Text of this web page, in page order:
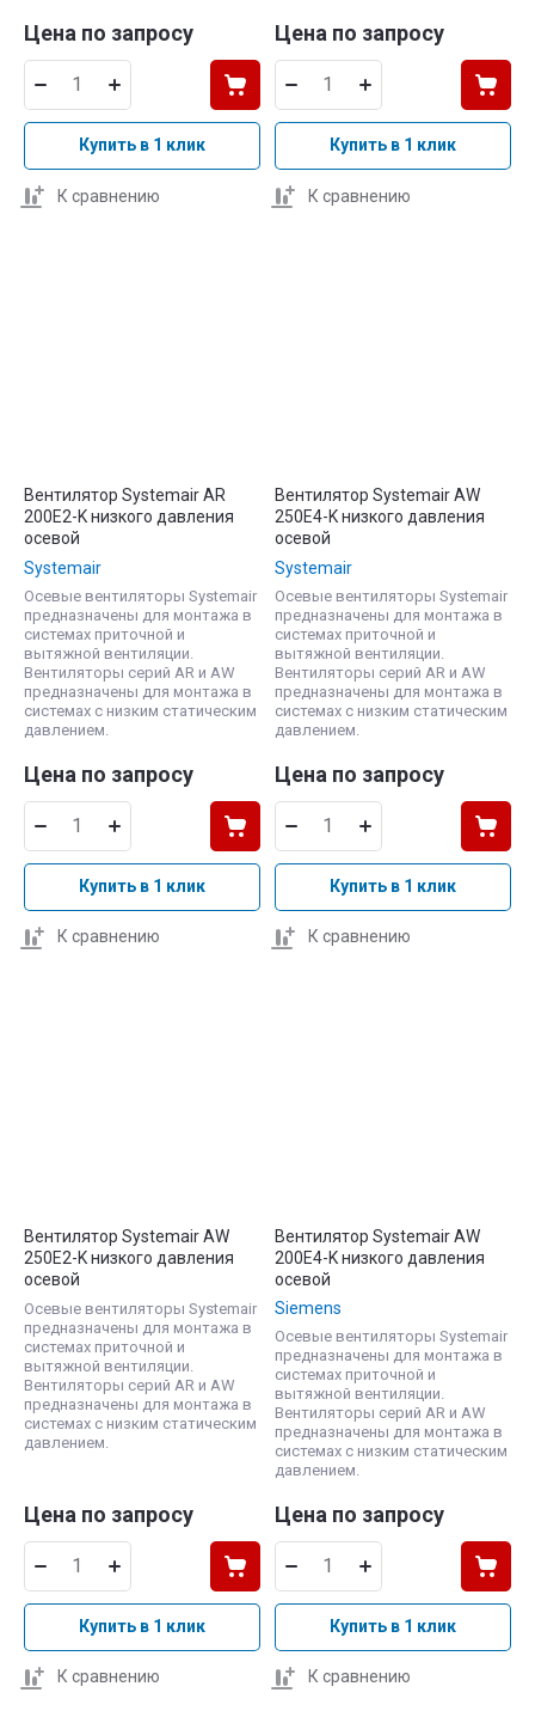
Цена по запросу
Купить в 1 клик
К сравнению
Цена по запросу
Купить в 1 клик
К сравнению
Вентилятор Systemair AR
200E2-K низкого давления
осевой
Systemair
Осевые вентиляторы Systemair
предназначены для монтажа в
системах приточной и
вытяжной вентиляции.
Вентиляторы серий AR и AW
предназначены для монтажа в
системах с низким статическим
давлением.
Цена по запросу
Купить в 1 клик
К сравнению
Вентилятор Systemair AW
250E4-K низкого давления
осевой
Systemair
Осевые вентиляторы Systemair
предназначены для монтажа в
системах приточной и
вытяжной вентиляции.
Вентиляторы серий AR и AW
предназначены для монтажа в
системах с низким статическим
давлением.
Цена по запросу
Купить в 1 клик
К сравнению
Вентилятор Systemair AW
250E2-K низкого давления
осевой
Осевые вентиляторы Systemair
предназначены для монтажа в
системах приточной и
вытяжной вентиляции.
Вентиляторы серий AR и AW
предназначены для монтажа в
системах с низким статическим
давлением.
Цена по запросу
Купить в 1 клик
К сравнению
Вентилятор Systemair AW
200E4-K низкого давления
осевой
Siemens
Осевые вентиляторы Systemair
предназначены для монтажа в
системах приточной и
вытяжной вентиляции.
Вентиляторы серий AR и AW
предназначены для монтажа в
системах с низким статическим
давлением.
Цена по запросу
Купить в 1 клик
К сравнению